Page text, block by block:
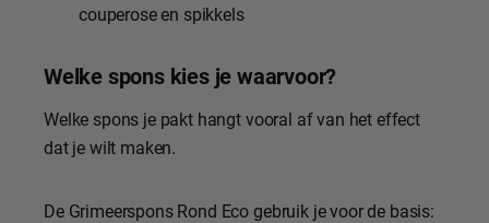
couperose en spikkels
Welke spons kies je waarvoor?
Welke spons je pakt hangt vooral af van het effect
dat je wilt maken.
De Grimeerspons Rond Eco gebruik je voor de basis: